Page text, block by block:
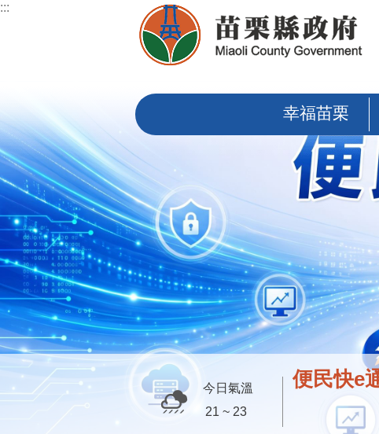
跳到主要內容區塊
:::
幸福苗栗
便民快e
今日氣溫
21 ~ 23